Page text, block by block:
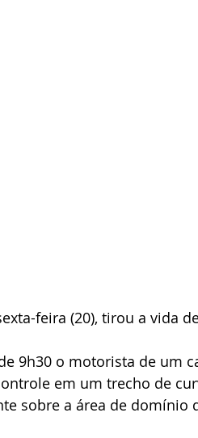
feira (20), tirou a vida
9h30 o motorista de um
em um trecho de
sobre a área de domínio